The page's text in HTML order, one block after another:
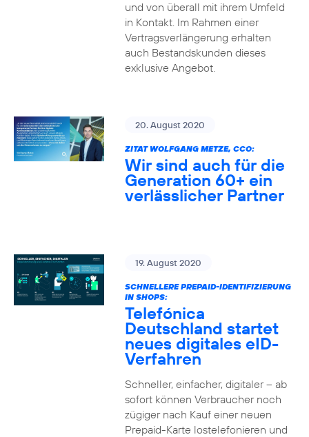
und von überall mit ihrem Umfeld
in Kontakt. Im Rahmen einer
Vertragsverlängerung erhalten
auch Bestandskunden dieses
exklusive Angebot.
20. August 2020
ZITAT WOLFGANG METZE, CCO:
Wir sind auch für die
Generation 60+ ein
verlässlicher Partner
19. August 2020
SCHNELLERE PREPAID-IDENTIFIZIERUNG
IN SHOPS:
Telefónica
Deutschland startet
neues digitales eID-
Verfahren
Schneller, einfacher, digitaler – ab
sofort können Verbraucher noch
zügiger nach Kauf einer neuen
Prepaid-Karte lostelefonieren und